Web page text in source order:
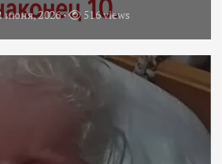
июня, 2026 516 views